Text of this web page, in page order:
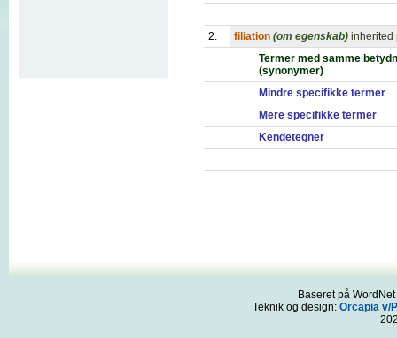
2. filiation (om egenskab) inherited
Termer med samme
(synonymer)
Mindre specifikke termer
Mere specifikke termer
Kendetegner
Baseret på
Teknik og design: Orcapia v/